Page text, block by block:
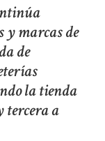
y marcas de
de
la tienda
tercera a